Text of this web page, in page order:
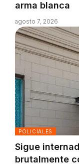
arma blanca
agosto 7, 2026
POLICIALES
Sigue
brutalmente